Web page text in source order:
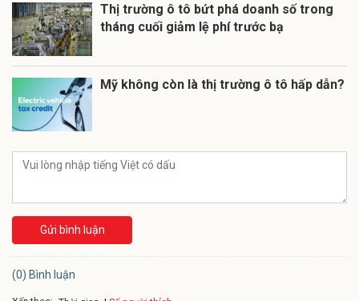
Thị trường ô tô bứt phá doanh số trong
tháng cuối giảm lệ phí trước bạ
Mỹ không còn là thị trường ô tô hấp dẫn?
Gửi bình luận
(0) Bình luận